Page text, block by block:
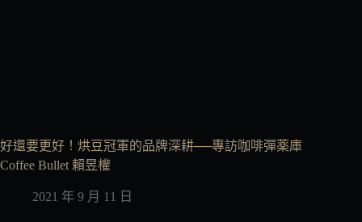
好還要更好！烘豆冠軍的品牌深耕──專訪咖啡彈薬庫
Coffee Bullet 賴昱權
2021 年 9 月 11 日